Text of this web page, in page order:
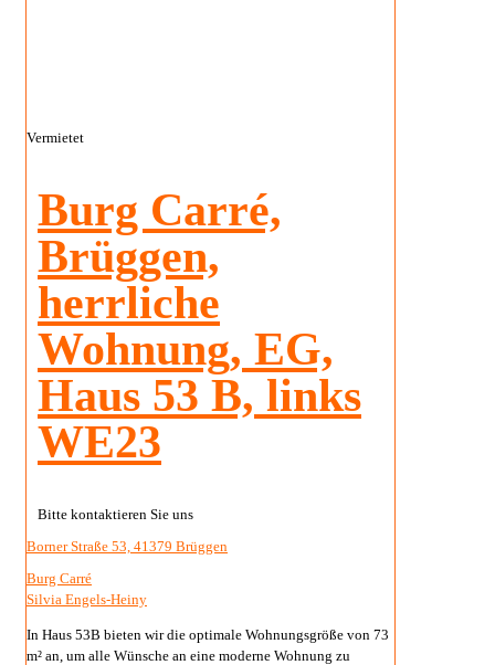
Vermietet
Burg Carré,
Brüggen,
herrliche
Wohnung, EG,
Haus 53 B, links
WE23
Bitte kontaktieren Sie uns
Borner Straße 53, 41379 Brüggen
Burg Carré
Silvia Engels-Heiny
In Haus 53B bieten wir die optimale Wohnungsgröße von 73
m² an, um alle Wünsche an eine moderne Wohnung zu